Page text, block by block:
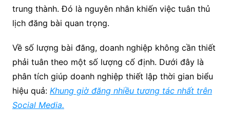
trung thành. Đó là nguyên nhân khiến việc tuân thủ
lịch đăng bài quan trọng.
Về số lượng bài đăng, doanh nghiệp không cần thiết
phải tuân theo một số lượng cố định. Dưới đây là
phân tích giúp doanh nghiệp thiết lập thời gian biểu
hiệu quả: Khung giờ đăng nhiều tương tác nhất trên
Social Media.